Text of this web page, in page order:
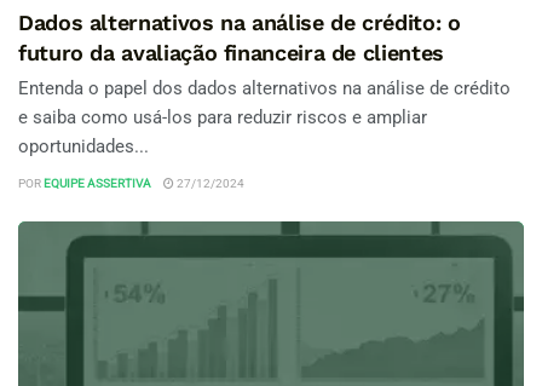
Dados alternativos na análise de crédito: o
futuro da avaliação financeira de clientes
Entenda o papel dos dados alternativos na análise de crédito
e saiba como usá-los para reduzir riscos e ampliar
oportunidades...
POR EQUIPE ASSERTIVA 27/12/2024